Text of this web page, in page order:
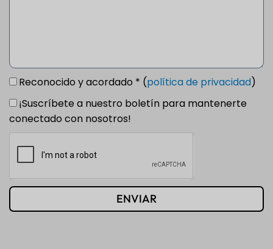
Reconocido y acordado * (política de privacidad)
¡Suscríbete a nuestro boletín para mantenerte
conectado con nosotros!
ENVIAR